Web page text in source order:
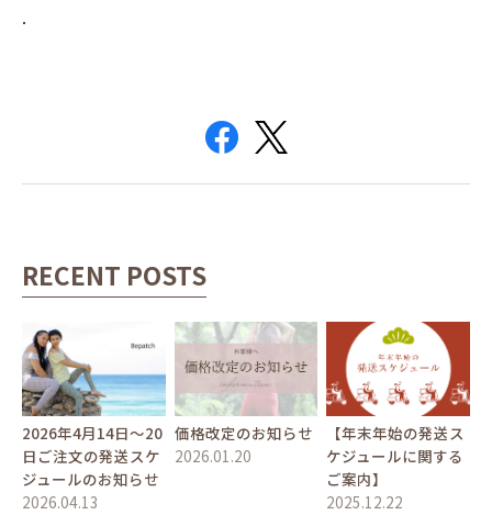
.
RECENT POSTS
2026年4月14日〜20
日ご注文の発送スケ
ジュールのお知らせ
2026.04.13
価格改定のお知らせ
2026.01.20
【年末年始の発送ス
ケジュールに関する
ご案内】
2025.12.22